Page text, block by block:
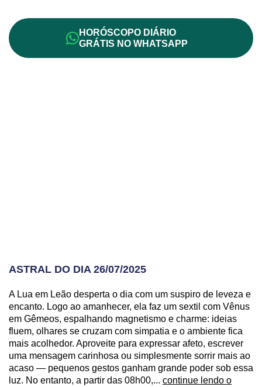
HORÓSCOPO DIÁRIO
GRÁTIS NO WHATSAPP
ASTRAL DO DIA 26/07/2025
A Lua em Leão desperta o dia com um suspiro de leveza e
encanto. Logo ao amanhecer, ela faz um sextil com Vênus
em Gêmeos, espalhando magnetismo e charme: ideias
fluem, olhares se cruzam com simpatia e o ambiente fica
mais acolhedor. Aproveite para expressar afeto, escrever
uma mensagem carinhosa ou simplesmente sorrir mais ao
acaso — pequenos gestos ganham grande poder sob essa
luz. No entanto, a partir das 08h00,... continue lendo o